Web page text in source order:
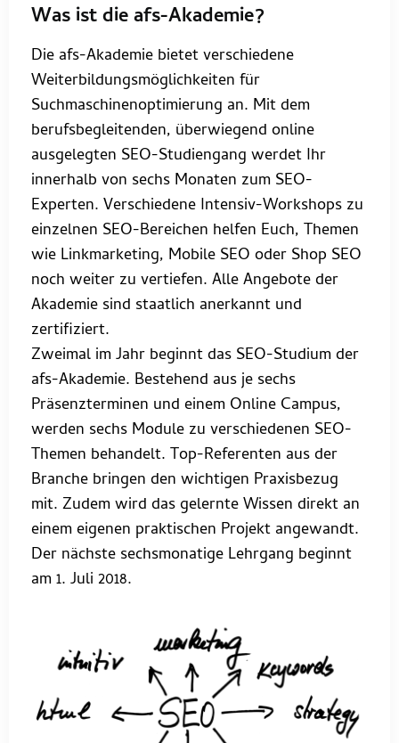
Was ist die afs-Akademie?
Die afs-Akademie bietet verschiedene
Weiterbildungsmöglichkeiten für
Suchmaschinenoptimierung an. Mit dem
berufsbegleitenden, überwiegend online
ausgelegten SEO-Studiengang werdet Ihr
innerhalb von sechs Monaten zum SEO-
Experten. Verschiedene Intensiv-Workshops zu
einzelnen SEO-Bereichen helfen Euch, Themen
wie Linkmarketing, Mobile SEO oder Shop SEO
noch weiter zu vertiefen. Alle Angebote der
Akademie sind staatlich anerkannt und
zertifiziert.
Zweimal im Jahr beginnt das SEO-Studium der
afs-Akademie. Bestehend aus je sechs
Präsenzterminen und einem Online Campus,
werden sechs Module zu verschiedenen SEO-
Themen behandelt. Top-Referenten aus der
Branche bringen den wichtigen Praxisbezug
mit. Zudem wird das gelernte Wissen direkt an
einem eigenen praktischen Projekt angewandt.
Der nächste sechsmonatige Lehrgang beginnt
am 1. Juli 2018.